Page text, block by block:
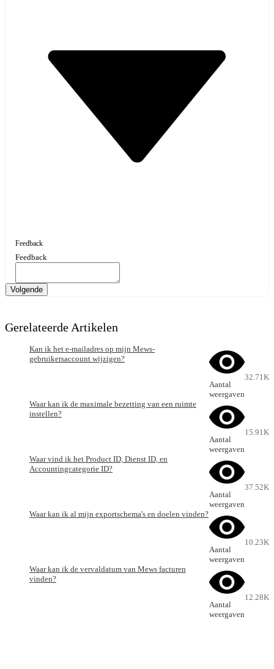
Feedback
Feedback
Volgende
Gerelateerde Artikelen
Kan ik het e-mailadres op mijn Mews-
gebruikersaccount wijzigen?
Aantal
weergaven
32.71K
Waar kan ik de maximale bezetting van een ruimte
instellen?
Aantal
weergaven
15.91K
Waar vind ik het Product ID, Dienst ID, en
Accountingcategorie ID?
Aantal
weergaven
37.52K
Waar kan ik al mijn exportschema's en doelen vinden?
Aantal
weergaven
10.23K
Waar kan ik de vervaldatum van Mews facturen
vinden?
Aantal
weergaven
12.28K